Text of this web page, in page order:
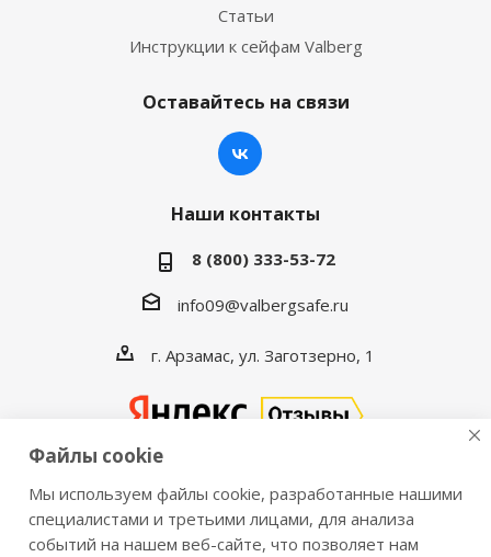
Статьи
Инструкции к сейфам Valberg
Оставайтесь на связи
Наши контакты
8 (800) 333-53-72
info09@valbergsafe.ru
г. Арзамас, ул. Заготзерно, 1
2016-2026 © VALBERGSAFE.RU — Интернет-магазин
сейфов Valberg и металлической мебели Практик.
Файлы cookie
Мы используем файлы cookie, разработанные нашими
специалистами и третьими лицами, для анализа
событий на нашем веб-сайте, что позволяет нам